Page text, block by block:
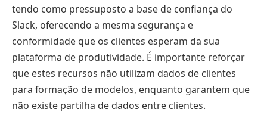
tendo como pressuposto a base de confiança do
Slack, oferecendo a mesma segurança e
conformidade que os clientes esperam da sua
plataforma de produtividade. É importante reforçar
que estes recursos não utilizam dados de clientes
para formação de modelos, enquanto garantem que
não existe partilha de dados entre clientes.